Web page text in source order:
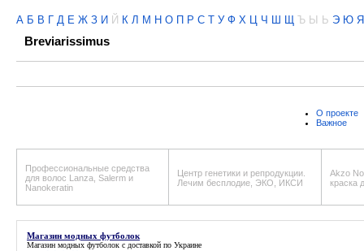
А Б В Г Д Е Ж З И Й К Л М Н О П Р С Т У Ф Х Ц Ч Ш Щ Ъ Ы Ь Э Ю Я
Breviarissimus
О проекте
Важное
Профессиональные средства
для волос Lanza, Salerm и
Nanokeratin
Центр генетики и репродукции.
Лечим бесплодие, ЭКО, ИКСИ
Akzo
краска
Магазин модных футболок
Магазин модных футболок с доставкой по Украине